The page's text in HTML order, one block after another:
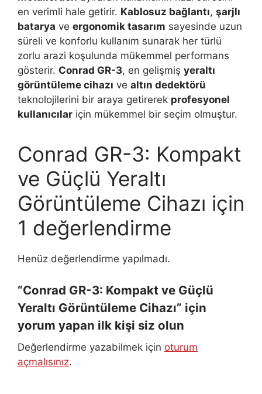
en verimli hale getirir. Kablosuz bağlantı, şarjlı
batarya ve ergonomik tasarım sayesinde uzun
süreli ve konforlu kullanım sunarak her türlü
zorlu arazi koşulunda mükemmel performans
gösterir. Conrad GR-3, en gelişmiş yeraltı
görüntüleme cihazı ve altın dedektörü
teknolojilerini bir araya getirerek profesyonel
kullanıcılar için mükemmel bir seçim olmuştur.
Conrad GR-3: Kompakt
ve Güçlü Yeraltı
Görüntüleme Cihazı için
1 değerlendirme
Henüz değerlendirme yapılmadı.
“Conrad GR-3: Kompakt ve Güçlü
Yeraltı Görüntüleme Cihazı” için
yorum yapan ilk kişi siz olun
Değerlendirme yazabilmek için oturum
açmalısınız.